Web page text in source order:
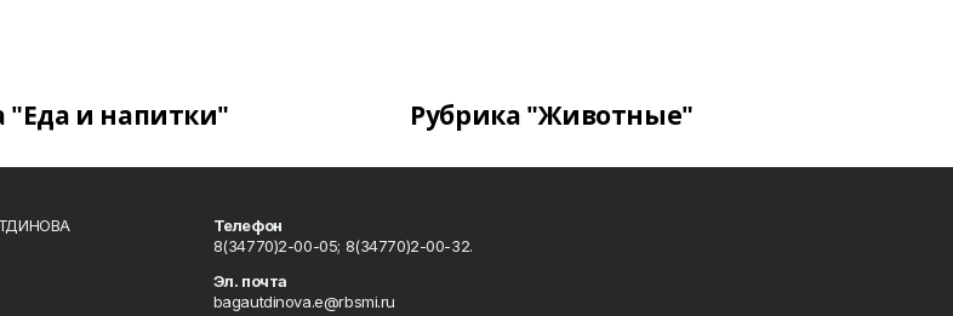
"Еда и напитки" Рубрика "Животные"
Телефон
8(34770)2-00-05; 8(34770)2-00-32.
Эл. почта
bagautdinova.e@rbsmi.ru